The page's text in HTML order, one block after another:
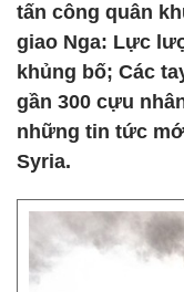
tấn công quân
giao Nga: Lực
khủng bố; Các
gần 300 cựu
những tin tức
Syria.